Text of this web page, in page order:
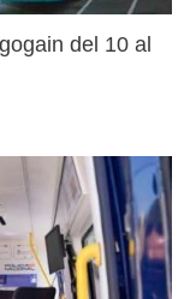
del 10 al